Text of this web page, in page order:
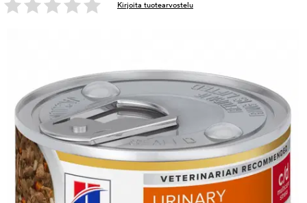
Kirjoita tuotearvostelu